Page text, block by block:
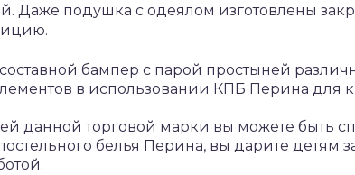
Даже подушка с одеялом изготовлены
бампер c парой простыней
в использовании КПБ Перина для
данной торговой марки вы можете быть
белья Перина, вы дарите детям